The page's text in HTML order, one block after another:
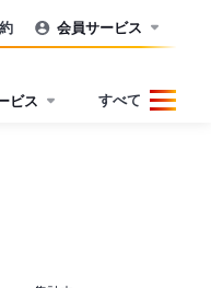
会員サービス
ビス すべて